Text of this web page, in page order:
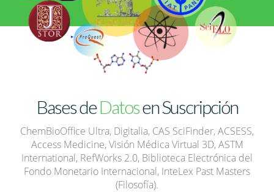
Bases deDatosen Suscripción
ChemBioOffice Ultra, Digitalia, CAS SciFinder,ACSESS,
Access Medicine,Visión Médica Virtual 3D,ASTM
International, RefWorks 2.0, Biblioteca Electrónica del
Fondo Monetario Internacional, InteLex Past Masters
(Filosofía).